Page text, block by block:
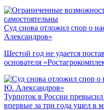
Суд снова отложил спор о
Александров»
Шестой год не удается
основателя
Турпоток в России
впервые за три года ушел в